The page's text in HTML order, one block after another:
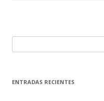
r
u
c
ENTRADAS RECIENTES